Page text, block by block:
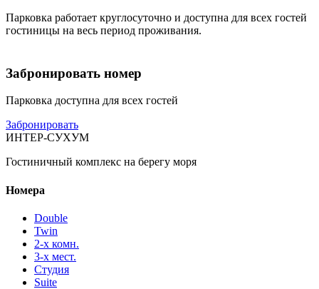
Парковка работает круглосуточно и доступна для всех гостей
гостиницы на весь период проживания.
Забронировать номер
Парковка доступна для всех гостей
Забронировать
ИНТЕР-СУХУМ
Гостиничный комплекс на берегу моря
Номера
Double
Twin
2-х комн.
3-х мест.
Студия
Suite